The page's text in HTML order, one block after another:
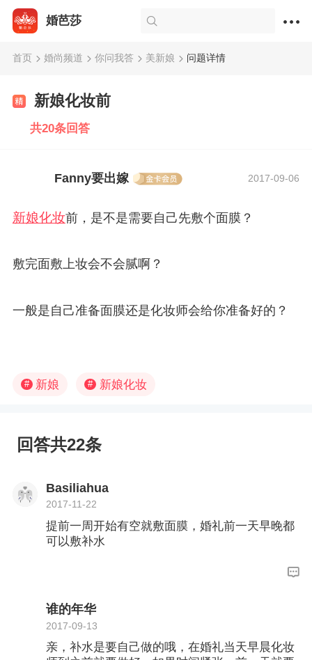
婚芭莎
首页 婚尚频道 你问我答 美新娘 问题详情
新娘化妆前
共20条回答
Fanny要出嫁 2017-09-06
新娘化妆前，是不是需要自己先敷个面膜？
敷完面敷上妆会不会腻啊？
一般是自己准备面膜还是化妆师会给你准备好的？
# 新娘 # 新娘化妆
回答共22条
Basiliahua
2017-11-22
提前一周开始有空就敷面膜，婚礼前一天早晚都
可以敷补水
谁的年华
2017-09-13
亲，补水是要自己做的哦，在婚礼当天早晨化妆